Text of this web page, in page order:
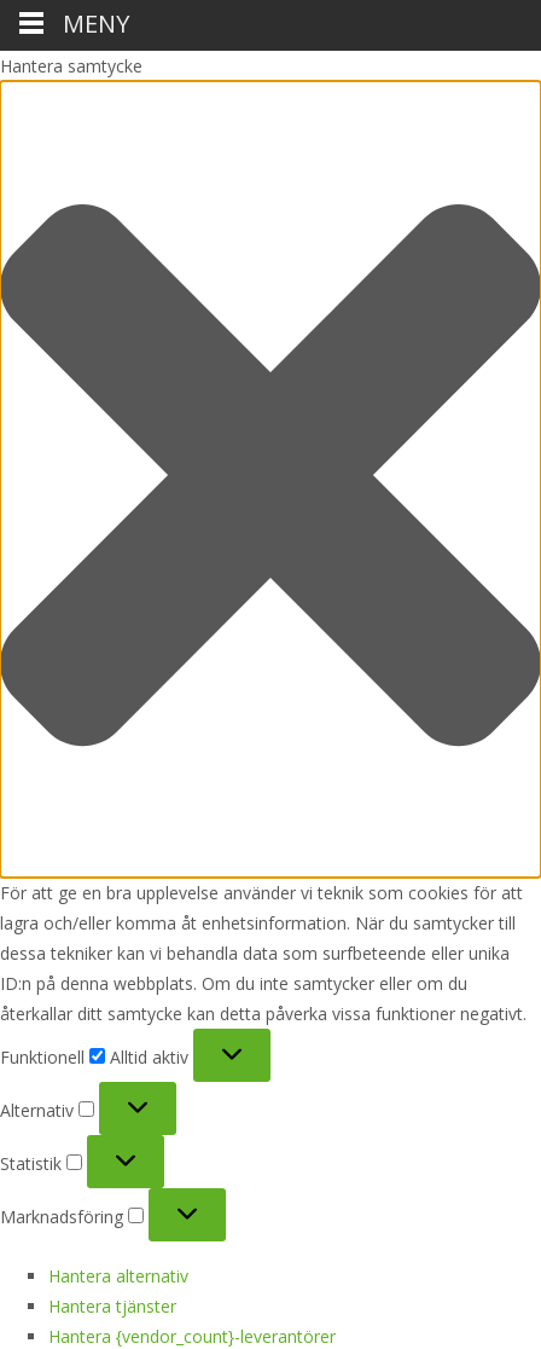
Hantera samtycke
För att ge en bra upplevelse använder vi teknik som cookies för att
lagra och/eller komma åt enhetsinformation. När du samtycker till
dessa tekniker kan vi behandla data som surfbeteende eller unika
ID:n på denna webbplats. Om du inte samtycker eller om du
återkallar ditt samtycke kan detta påverka vissa funktioner negativt.
Funktionell
Alltid aktiv
Alternativ
Statistik
Marknadsföring
Hantera alternativ
Hantera tjänster
Hantera {vendor_count}-leverantörer
MENY